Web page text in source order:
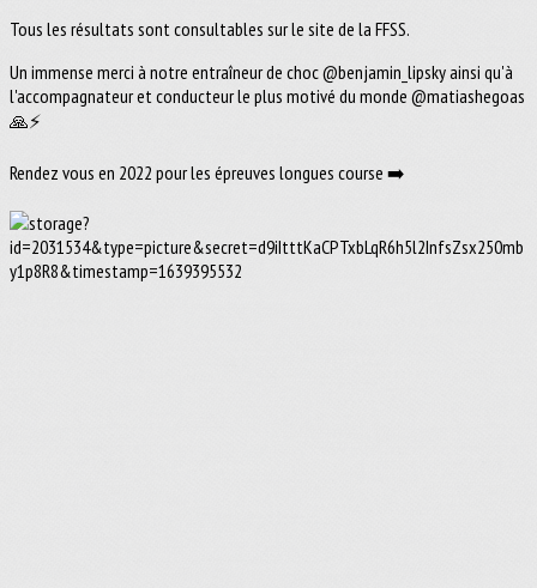
Tous les résultats sont consultables sur le site de la FFSS.
Un immense merci à notre entraîneur de choc @benjamin_lipsky ainsi qu'à
l'accompagnateur et conducteur le plus motivé du monde @matiashegoas
🙏⚡
Rendez vous en 2022 pour les épreuves longues course ➡️